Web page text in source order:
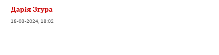
Дарія Згура
18-03-2024, 18:02